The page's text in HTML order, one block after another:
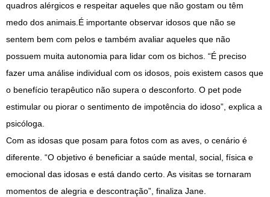
quadros alérgicos e respeitar aqueles que não gostam ou têm
medo dos animais.É importante observar idosos que não se
sentem bem com pelos e também avaliar aqueles que não
possuem muita autonomia para lidar com os bichos. “É preciso
fazer uma análise individual com os idosos, pois existem casos que
o benefício terapêutico não supera o desconforto. O pet pode
estimular ou piorar o sentimento de impotência do idoso”, explica a
psicóloga.
Com as idosas que posam para fotos com as aves, o cenário é
diferente. “O objetivo é beneficiar a saúde mental, social, física e
emocional das idosas e está dando certo. As visitas se tornaram
momentos de alegria e descontração”, finaliza Jane.